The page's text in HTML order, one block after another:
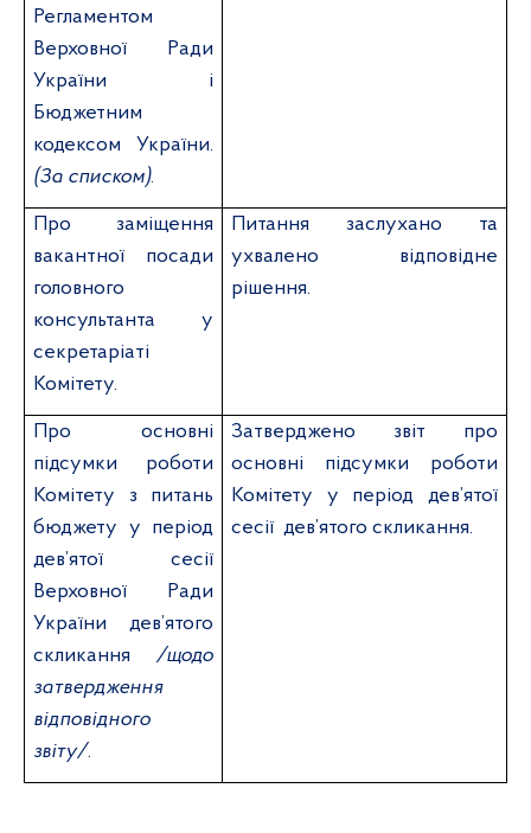
Регламентом
Верховної Ради
України і
Бюджетним
кодексом України.
(За списком).
Про заміщення
вакантної посади
головного
консультанта у
секретаріаті
Комітету.
Питання заслухано та
ухвалено відповідне
рішення.
Про основні
підсумки роботи
Комітету з питань
бюджету у період
дев’ятої сесії
Верховної Ради
України дев’ятого
скликання /щодо
затвердження
відповідного
звіту/.
Затверджено звіт про
основні підсумки роботи
Комітету у період дев’ятої
сесії дев’ятого скликання.